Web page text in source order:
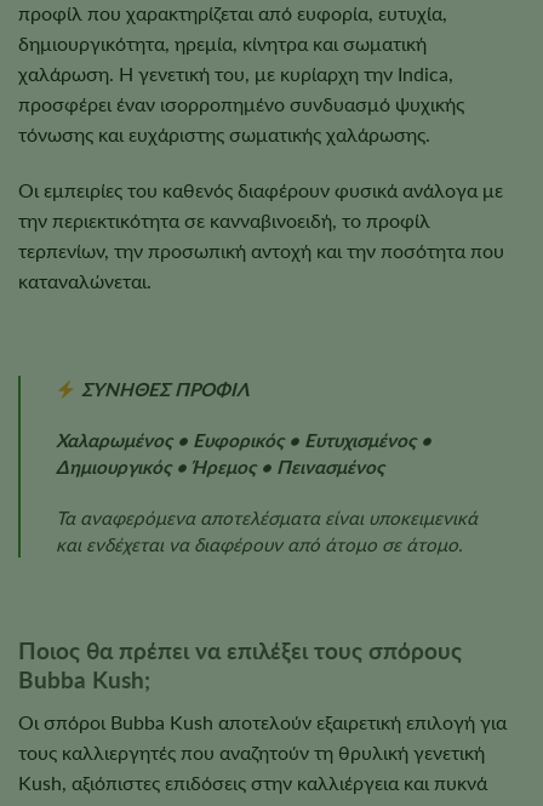
προφίλ που χαρακτηρίζεται από ευφορία, ευτυχία,
δημιουργικότητα, ηρεμία, κίνητρα και σωματική
χαλάρωση. Η γενετική του, με κυρίαρχη την Indica,
προσφέρει έναν ισορροπημένο συνδυασμό ψυχικής
τόνωσης και ευχάριστης σωματικής χαλάρωσης.
Οι εμπειρίες του καθενός διαφέρουν φυσικά ανάλογα με
την περιεκτικότητα σε κανναβινοειδή, το προφίλ
τερπενίων, την προσωπική αντοχή και την ποσότητα που
καταναλώνεται.
ΣΥΝΗΘΕΣ ΠΡΟΦΙΛ
Χαλαρωμένος • Ευφορικός • Ευτυχισμένος •
Δημιουργικός • Ήρεμος • Πεινασμένος
Τα αναφερόμενα αποτελέσματα είναι υποκειμενικά
και ενδέχεται να διαφέρουν από άτομο σε άτομο.
Ποιος θα πρέπει να επιλέξει τους σπόρους
Bubba Kush;
Οι σπόροι Bubba Kush αποτελούν εξαιρετική επιλογή για
τους καλλιεργητές που αναζητούν τη θρυλική γενετική
Kush, αξιόπιστες επιδόσεις στην καλλιέργεια και πυκνά